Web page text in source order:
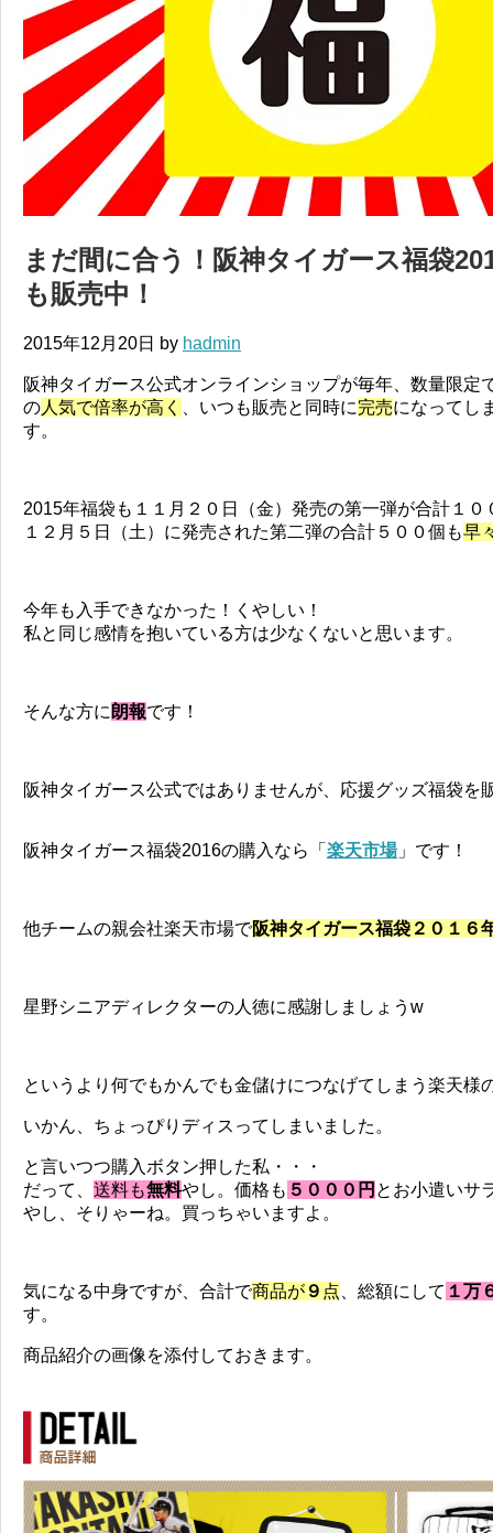
まだ間に合う！阪神タイガース福袋
も販売中！
2015年12月20日 by hadmin
阪神タイガース公式オンラインショップが毎年、数量限定
の人気で倍率が高く 、いつも販売と同時に完売になってし
す。
2015年福袋も１１月２０日（金）発売の第一弾が合計１０
１２月５日（土）に発売された第二弾の合計５００個も早
今年も入手できなかった！くやしい！
私と同じ感情を抱いている方は少なくないと思います。
そんな方に 朗報です！
阪神タイガース公式ではありませんが、応援グッズ福袋を
阪神タイガース福袋2016の購入なら「 楽天市場」です！
他チームの親会社楽天市場で阪神タイガース福袋２０１６
星野シニアディレクターの人徳に感謝しましょうw
というより何でもかんでも金儲けにつなげてしまう楽天様
いかん、ちょっぴりディスってしまいました。
と言いつつ購入ボタン押した私・・・
だって、 送料も無料やし。価格も ５０００円 とお小遣いサ
やし、そりゃーね。買っちゃいますよ。
気になる中身ですが、合計で商品が ９ 点 、総額にして １万
す。
商品紹介の画像を添付しておきます。